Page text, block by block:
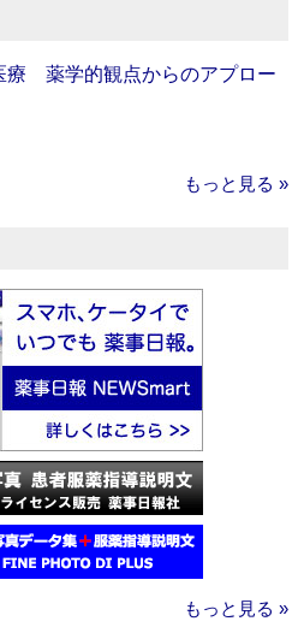
療 薬学的観点からのアプロー
もっと見る »
もっと見る »